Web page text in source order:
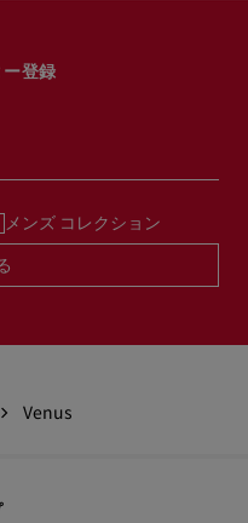
登録
メンズ コレクション
Venus